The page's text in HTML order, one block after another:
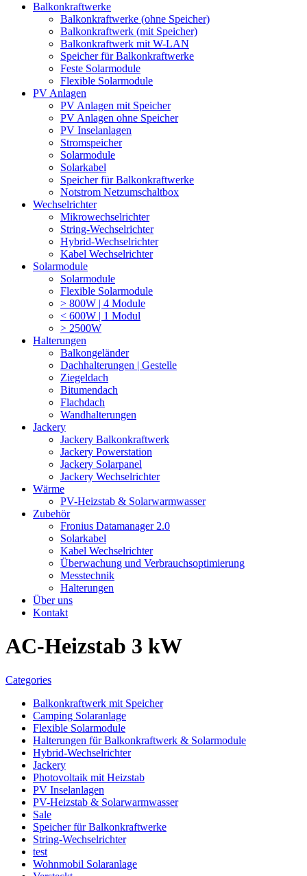
Balkonkraftwerke
Balkonkraftwerke (ohne Speicher)
Balkonkraftwerk (mit Speicher)
Balkonkraftwerk mit W-LAN
Speicher für Balkonkraftwerke
Feste Solarmodule
Flexible Solarmodule
PV Anlagen
PV Anlagen mit Speicher
PV Anlagen ohne Speicher
PV Inselanlagen
Stromspeicher
Solarmodule
Solarkabel
Speicher für Balkonkraftwerke
Notstrom Netzumschaltbox
Wechselrichter
Mikrowechselrichter
String-Wechselrichter
Hybrid-Wechselrichter
Kabel Wechselrichter
Solarmodule
Solarmodule
Flexible Solarmodule
> 800W | 4 Module
< 600W | 1 Modul
> 2500W
Halterungen
Balkongeländer
Dachhalterungen | Gestelle
Ziegeldach
Bitumendach
Flachdach
Wandhalterungen
Jackery
Jackery Balkonkraftwerk
Jackery Powerstation
Jackery Solarpanel
Jackery Wechselrichter
Wärme
PV-Heizstab & Solarwarmwasser
Zubehör
Fronius Datamanager 2.0
Solarkabel
Kabel Wechselrichter
Überwachung und Verbrauchsoptimierung
Messtechnik
Halterungen
Über uns
Kontakt
AC-Heizstab 3 kW
Categories
Balkonkraftwerk mit Speicher
Camping Solaranlage
Flexible Solarmodule
Halterungen für Balkonkraftwerk & Solarmodule
Hybrid-Wechselrichter
Jackery
Photovoltaik mit Heizstab
PV Inselanlagen
PV-Heizstab & Solarwarmwasser
Sale
Speicher für Balkonkraftwerke
String-Wechselrichter
test
Wohnmobil Solaranlage